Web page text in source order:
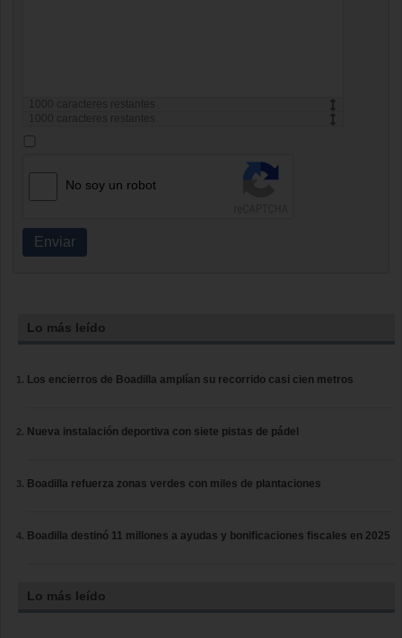
caracteres restantes
caracteres restantes
No soy un robot
Enviar
Lo más leído
Los encierros de Boadilla amplían su recorrido casi cien metros
Nueva instalación deportiva con siete pistas de pádel
Boadilla refuerza zonas verdes con miles de plantaciones
Boadilla destinó 11 millones a ayudas y bonificaciones fiscales en 2025
Lo más leído